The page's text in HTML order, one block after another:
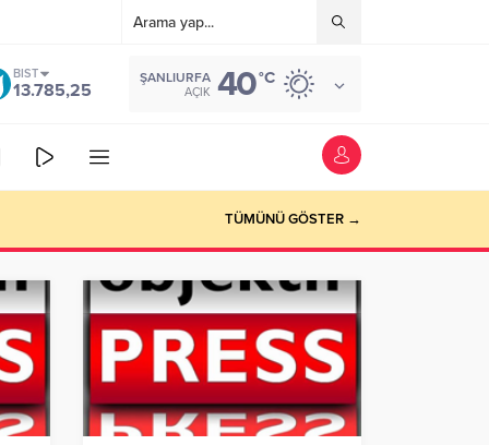
BIST
13.785,25
ŞANLIURFA
AÇIK 40°C
TÜMÜNÜ GÖSTER →